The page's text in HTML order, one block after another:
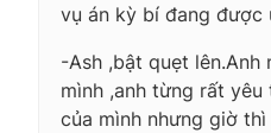
vụ án kỳ bí đang
-Ash ,bật quẹt lên.Anh
mình ,anh từng rất
của mình nhưng giờ